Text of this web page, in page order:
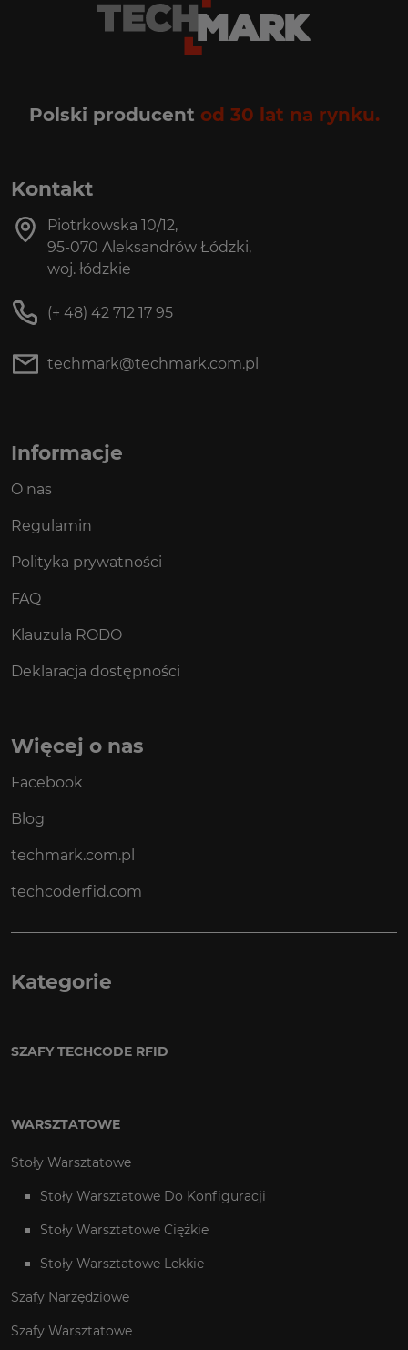
Polski producent od 30 lat na rynku.
Kontakt
Piotrkowska 10/12,
95-070 Aleksandrów Łódzki,
woj. łódzkie
(+ 48) 42 712 17 95
techmark@techmark.com.pl
Informacje
O nas
Regulamin
Polityka prywatności
FAQ
Klauzula RODO
Deklaracja dostępności
Więcej o nas
Facebook
Blog
techmark.com.pl
techcoderfid.com
Kategorie
SZAFY TECHCODE RFID
WARSZTATOWE
Stoły Warsztatowe
Stoły Warsztatowe Do Konfiguracji
Stoły Warsztatowe Ciężkie
Stoły Warsztatowe Lekkie
Szafy Narzędziowe
Szafy Warsztatowe